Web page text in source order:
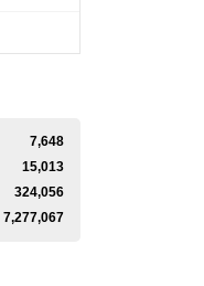
7,648
15,013
324,056
7,277,067